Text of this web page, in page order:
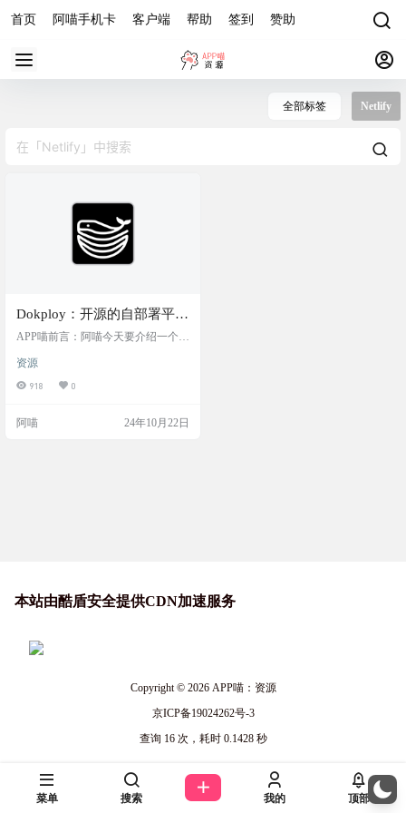
首页 阿喵手机卡 客户端 帮助 签到 赞助
全部标签 Netlify
Dokploy：开源的自部署平
台，Vercel、Netlify 和
APP喵前言：阿喵今天要介绍一个开
Vercel、Netlify 和 Heroku 的一个优
秀替代方案。Dokploy 提供了一站式
高效来部署和管理你的应用。 源码
资源
918 0
阿喵 24年10月22日
本站由酷盾安全提供CDN加速服务
Copyright © 2026APP喵：资源
京ICP备19024262号-3
查询 16 次，耗时 0.1428 秒
菜单 搜索 我的 顶部